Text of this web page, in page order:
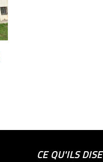
CE QU'ILS